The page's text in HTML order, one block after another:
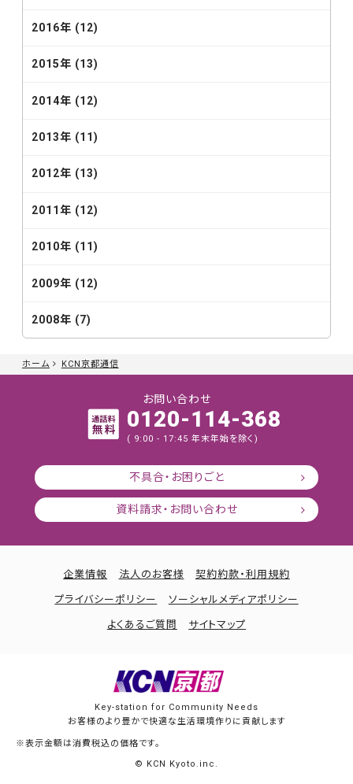
ホーム KCN京都通信
2016年 (12)
2015年 (13)
2014年 (12)
2013年 (11)
2012年 (13)
2011年 (12)
2010年 (11)
2009年 (12)
2008年 (7)
お問い合わせ
0120-114-368
( 9:00 - 17:45 年末年始を除く)
不具合・お困りごと
資料請求・お問い合わせ
企業情報 法人のお客様 契約約款・利用規約
プライバシーポリシー ソーシャルメディアポリシー
よくあるご質問 サイトマップ
Key-station for Community Needs
お客様のより豊かで快適な生活環境作りに貢献します
※表示金額は消費税込の価格です。
© KCN Kyoto.inc.